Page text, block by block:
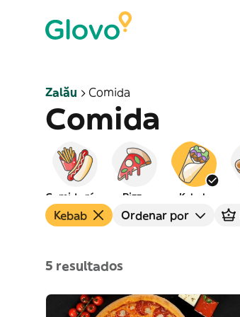
Zalău Comida
Comida
Pizza Kebab
Kebab Ordenar por
5 resultados